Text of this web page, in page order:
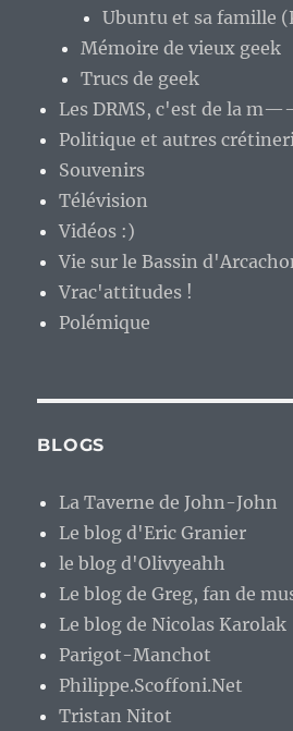
Ubuntu et sa famille
Mémoire de vieux geek
Trucs de geek
Les DRMS, c'est de la
Politique et autres
Souvenirs
Télévision
Vidéos :)
Vie sur le Bassin
Vrac'attitudes !
Polémique
BLOGS
La Taverne de John-John
Le blog d'Eric Granier
le blog d'Olivyeahh
Le blog de Greg, fan de
Le blog de Nicolas Karolak
Parigot-Manchot
Philippe.Scoffoni.Net
Tristan Nitot